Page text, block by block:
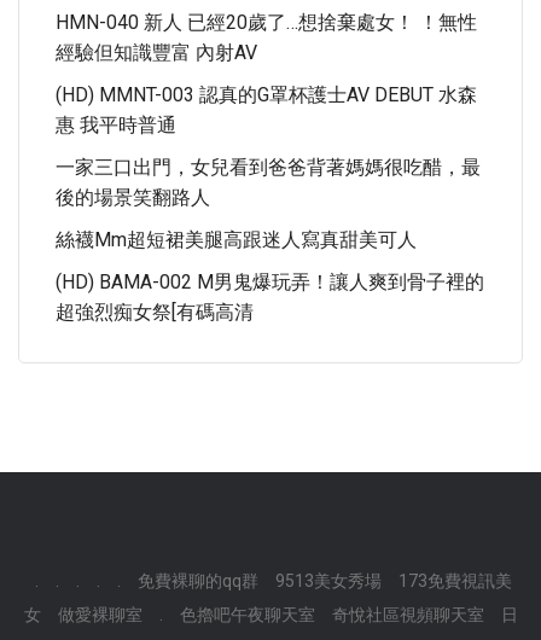
HMN-040 新人 已經20歲了…想捨棄處女！ ！無性
經驗但知識豐富 內射AV
(HD) MMNT-003 認真的G罩杯護士AV DEBUT 水森
惠 我平時普通
一家三口出門，女兒看到爸爸背著媽媽很吃醋，最
後的場景笑翻路人
絲襪mm超短裙美腿高跟迷人寫真甜美可人
(HD) BAMA-002 M男鬼爆玩弄！讓人爽到骨子裡的
超強烈痴女祭[有碼高清
免費裸聊的qq群 9513美女秀場
173免費視訊美
女
做愛裸聊室 色擼吧午夜聊天室 奇悅社區視頻聊天室
日